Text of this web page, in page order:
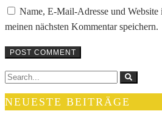
Name, E-Mail-Adresse und
meinen nächsten Kommentar speichern.
NEUESTE BEITRÄGE